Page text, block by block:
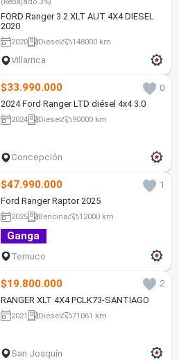
FORD Ranger 3.2 XLT AUT 4X4 DIESEL
2020
2020 Diesel 148000 km
Villarrica
$33.990.000
0
2024 Ford Ranger LTD diésel 4x4 3.0
2024 Diesel 90000 km
Concepción
$47.990.000
1
Ford Ranger Raptor 2025
2025 Bencina 12000 km
Ganga
Temuco
$19.800.000
2
RANGER XLT 4X4 PCLK73-SANTIAGO
2021 Diesel 71061 km
San Joaquín